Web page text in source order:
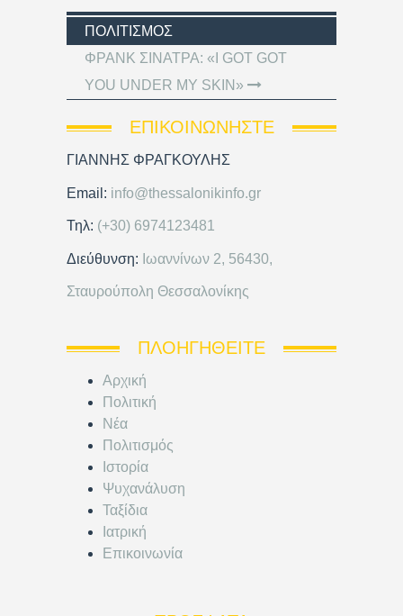
ΠΟΛΙΤΙΣΜΌΣ
ΦΡΑΝΚ ΣΙΝΑΤΡΑ: «I GOT GOT
YOU UNDER MY SKIN»
ΕΠΙΚΟΙΝΩΝΉΣΤΕ
ΓΙΑΝΝΗΣ ΦΡΑΓΚΟΥΛΗΣ
Email: info@thessalonikinfo.gr
Τηλ: (+30) 6974123481
Διεύθυνση: Ιωαννίνων 2, 56430,
Σταυρούπολη Θεσσαλονίκης
ΠΛΟΗΓΗΘΕΊΤΕ
Αρχική
Πολιτική
Νέα
Πολιτισμός
Ιστορία
Ψυχανάλυση
Ταξίδια
Ιατρική
Επικοινωνία